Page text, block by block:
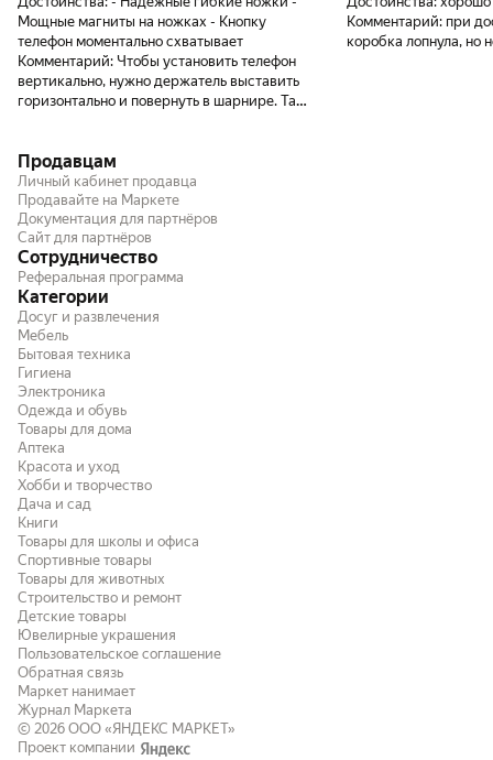
Мощные магниты на ножках - Кнопку
телефон моментально схватывает
Комментарий: Чтобы установить телефон
вертикально, нужно держатель выставить
горизонтально и повернуть в шарнире. Так
он раскручивается. А поворачивать
боязно, потому что выглядит хлипким.
Время покажет. В идеале нужен просто
какой-то универсальный держатель,
который не нужно будет туда-сюда
дергать. Но тогда сам трипод перестанет
быть карманным.
Комментарий: при
коробка лопнула, но
Продавцам
Личный кабинет продавца
Продавайте на Маркете
Документация для партнёров
Сайт для партнёров
Сотрудничество
Реферальная программа
Категории
Досуг и развлечения
Мебель
Бытовая техника
Гигиена
Электроника
Одежда и обувь
Товары для дома
Аптека
Красота и уход
Хобби и творчество
Дача и сад
Книги
Товары для школы и офиса
Спортивные товары
Товары для животных
Строительство и ремонт
Детские товары
Ювелирные украшения
Пользовательское соглашение
Обратная связь
Маркет нанимает
Журнал Маркета
© 2026 ООО «ЯНДЕКС МАРКЕТ»
Проект компании